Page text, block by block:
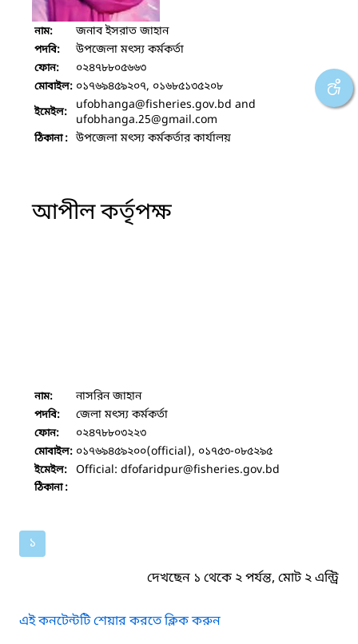
নাম: জনাব ইসরাত জাহান
পদবি: উপজেলা মৎস্য কর্মকর্তা
ফোন: ০২৪৭৮৮০৫৬৬৩
মোবাইল: ০১৭৬৯৪৫৯২০৭, ০১৬৮৫১৩৫২০৮
ইমেইল: ufobhanga@fisheries.gov.bd and
ufobhanga.25@gmail.com
ঠিকানা : উপজেলা মৎস্য কর্মকর্তার কার্যালয়
আপীল কর্তৃপক্ষ
নাম: নাসরিন জাহান
পদবি: জেলা মৎস্য কর্মকর্তা
ফোন: ০২৪৭৮৮০৩২২৩
মোবাইল: ০১৭৬৯৪৫৯২০০(official), ০১৭৫৩-০৮৫২৯৫
ইমেইল: Official: dfofaridpur@fisheries.gov.bd
ঠিকানা :
১
দেখছেন ১ থেকে ২ পর্যন্ত, মোট ২ এন্ট্রি
এই কনটেন্টটি শেয়ার করতে ক্লিক করুন